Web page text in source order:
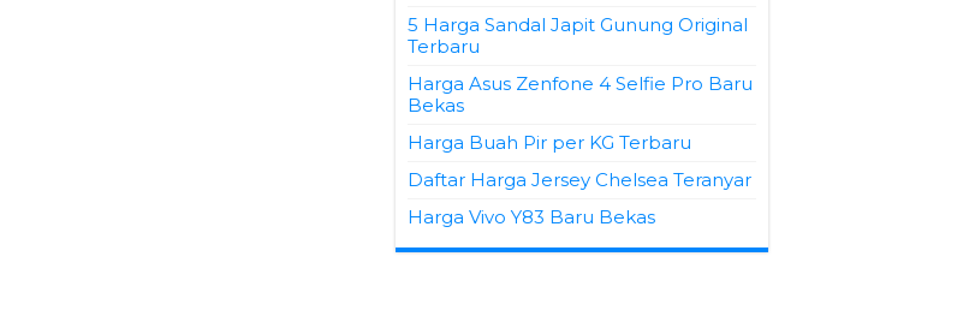
5 Harga Sandal Japit Gunung Original
Terbaru
Harga Asus Zenfone 4 Selfie Pro Baru
Bekas
Harga Buah Pir per KG Terbaru
Daftar Harga Jersey Chelsea Teranyar
Harga Vivo Y83 Baru Bekas